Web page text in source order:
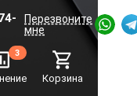
Перезвоните
мне
3
Корзина